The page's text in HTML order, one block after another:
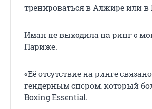
тренироваться в Алжире или
Иман не выходила на ринг с
Париже.
«Её отсутствие на ринге
гендерным спором, который
Boxing Essential.